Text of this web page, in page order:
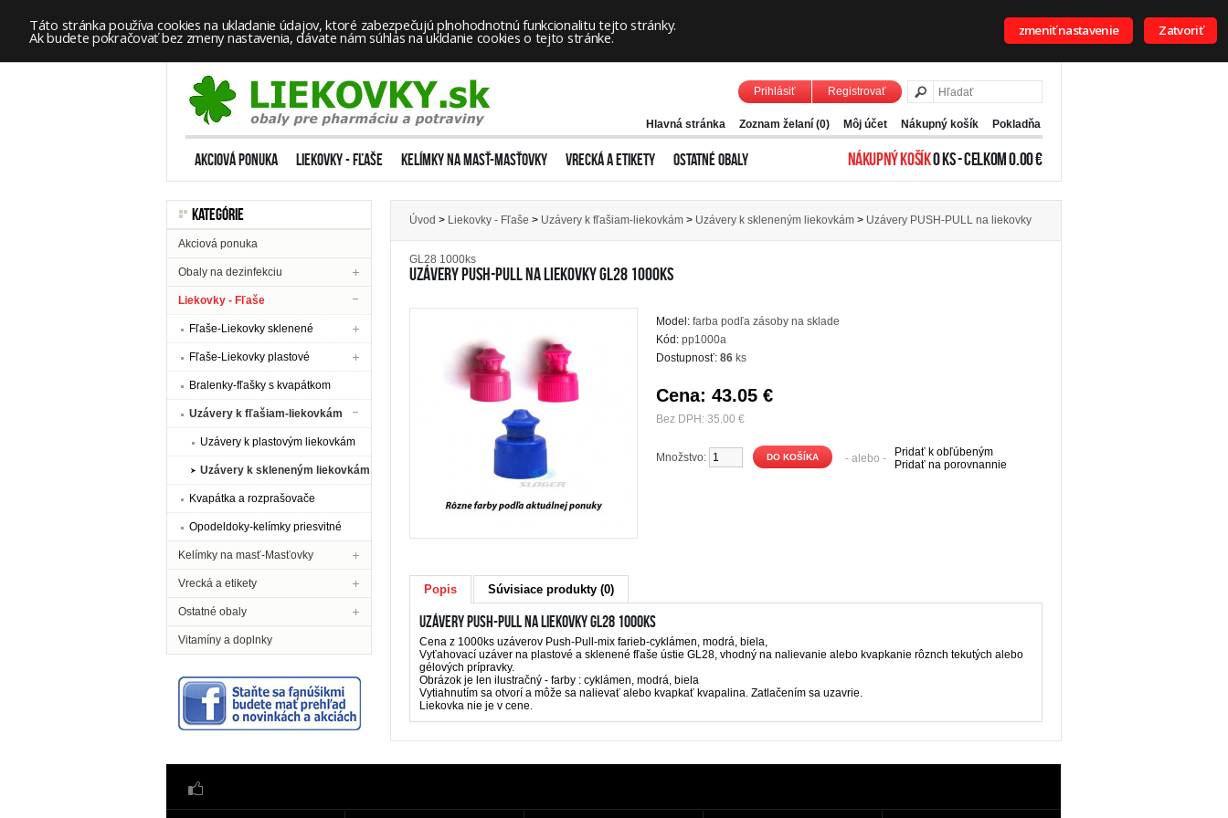
Táto stránka používa cookies na ukladanie údajov, ktoré zabezpečujú plnohodnotnú funkcionalitu tejto stránky.
Ak budete pokračovať bez zmeny nastavenia, dávate nám súhlas na ukldanie cookies o tejto stránke. Zatvoriť
zmeniť nastavenie
Prihlásiť Registrovať
Hlavná stránka Zoznam želaní (0) Môj účet Nákupný košík Pokladňa
AKCIOVÁ PONUKA LIEKOVKY - FĽAŠE KELÍMKY NA MASŤ-MASŤOVKY VRECKÁ A ETIKETY OSTATNÉ OBALY NÁKUPNÝ KOŠÍK0 KS - CELKOM 0.00 €
KATEGÓRIE
Akciová ponuka
Obaly na dezinfekciu
Liekovky - Fľaše
Fľaše-Liekovky sklenené
Fľaše-Liekovky plastové
Bralenky-fľašky s kvapátkom
Uzávery k fľašiam-liekovkám
Uzávery k plastovým liekovkám
Uzávery k skleneným liekovkám
Kvapátka a rozprašovače
Opodeldoky-kelímky priesvitné
Kelímky na masť-Masťovky
Vrecká a etikety
Ostatné obaly
Vitamíny a doplnky
Úvod > Liekovky - Fľaše > Uzávery k fľašiam-liekovkám > Uzávery k skleneným liekovkám > Uzávery PUSH-PULL na liekovky
GL28 1000ks
UZÁVERY PUSH-PULL NA LIEKOVKY GL28 1000KS
Model: farba podľa zásoby na sklade
Kód: pp1000a
Dostupnosť: 86 ks
Cena: 43.05 €
Bez DPH: 35.00 €
Množstvo: - alebo - Pridať k obľúbeným
Pridať na porovnannie
Popis Súvisiace produkty (0)
Uzávery PUSH-PULL na liekovky GL28 1000ks
Cena z 1000ks uzáverov Push-Pull-mix farieb-cyklámen, modrá, biela,
Vyťahovací uzáver na plastové a sklenené fľaše ústie GL28, vhodný na nalievanie alebo kvapkanie rôznch tekutých alebo
gélových prípravky.
Obrázok je len ilustračný - farby : cyklámen, modrá, biela
Vytiahnutím sa otvorí a môže sa nalievať alebo kvapkať kvapalina. Zatlačením sa uzavrie.
Liekovka nie je v cene.